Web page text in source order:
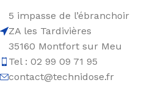
5 impasse de l’ébranchoir
ZA les Tardivières
35160 Montfort sur Meu
Tel : 02 99 09 71 95
contact@technidose.fr